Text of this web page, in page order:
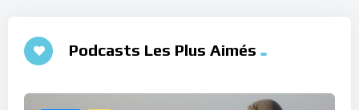
Podcasts Les Plus Aimés